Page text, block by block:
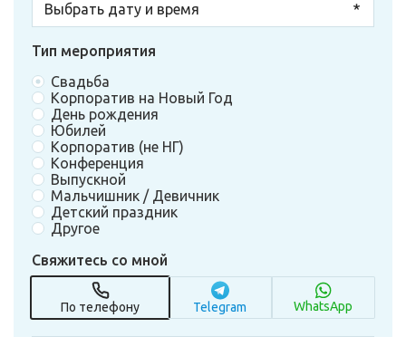
Тип мероприятия
Свадьба
Корпоратив на Новый Год
День рождения
Юбилей
Корпоратив (не НГ)
Конференция
Выпускной
Мальчишник / Девичник
Детский праздник
Другое
Свяжитесь со мной
По телефону Telegram WhatsApp